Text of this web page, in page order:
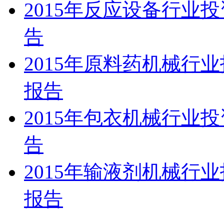
2015年反应设备行业
告
2015年原料药机械行
报告
2015年包衣机械行业
告
2015年输液剂机械行
报告